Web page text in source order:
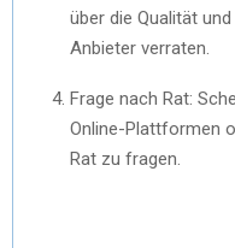
über die Qualität
Anbieter verraten.
Frage nach Rat:
Online-Plattformen
Rat zu fragen.